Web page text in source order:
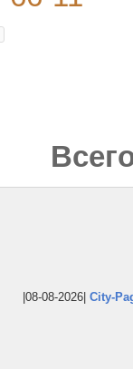
|08-08-2026| City-